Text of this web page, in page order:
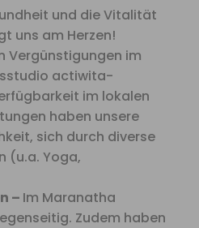
und die Vitalität
uns am Herzen!
Vergünstigungen im
actiwita-
im lokalen
haben unsere
sich durch diverse
(u.a. Yoga,
– Im Maranatha
Zudem haben